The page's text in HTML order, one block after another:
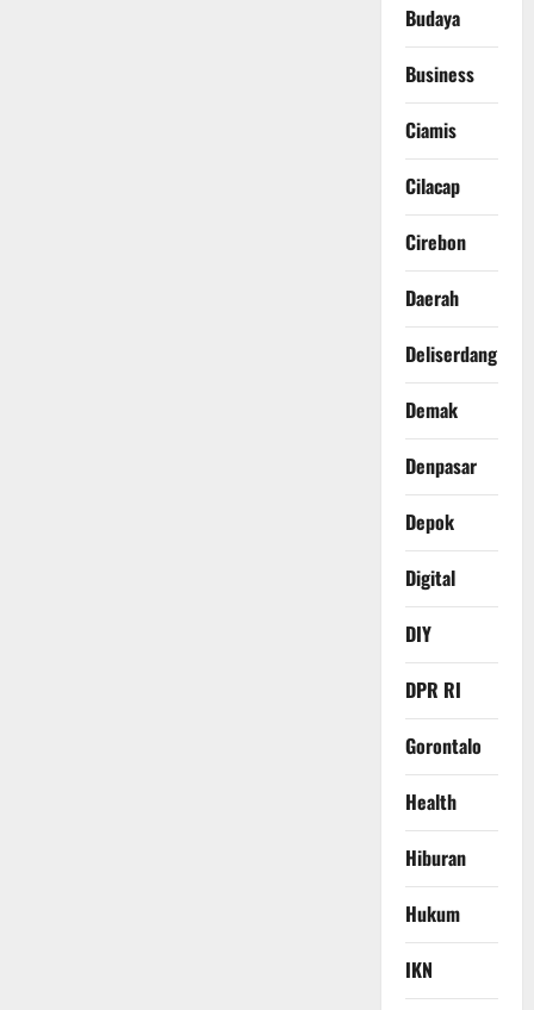
Budaya
Business
Ciamis
Cilacap
Cirebon
Daerah
Deliserdang
Demak
Denpasar
Depok
Digital
DIY
DPR RI
Gorontalo
Health
Hiburan
Hukum
IKN